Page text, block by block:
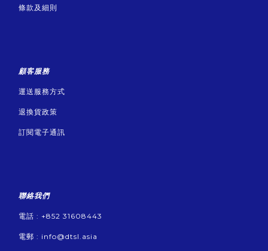
條款及細則
顧客服務
運送服務方式
退換貨政策
訂閱電子通訊
聯絡我們
電話 : +852 31608443
電郵 : info@dtsl.asia